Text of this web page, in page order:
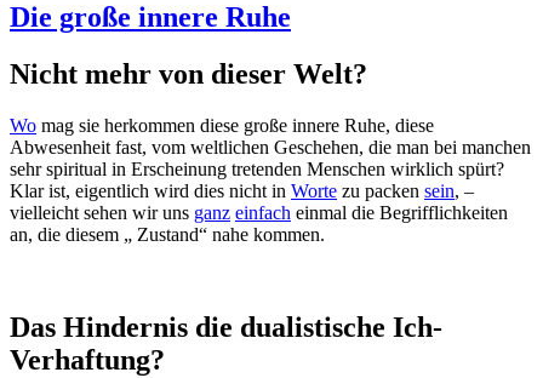
Die große innere Ruhe
Nicht mehr von dieser Welt?
Wo mag sie herkommen diese große innere Ruhe, diese
Abwesenheit fast, vom weltlichen Geschehen, die man bei manchen
sehr spiritual in Erscheinung tretenden Menschen wirklich spürt?
Klar ist, eigentlich wird dies nicht in Worte zu packen sein, –
vielleicht sehen wir uns ganz einfach einmal die Begrifflichkeiten
an, die diesem „ Zustand“ nahe kommen.
Das Hindernis die dualistische Ich-
Verhaftung?